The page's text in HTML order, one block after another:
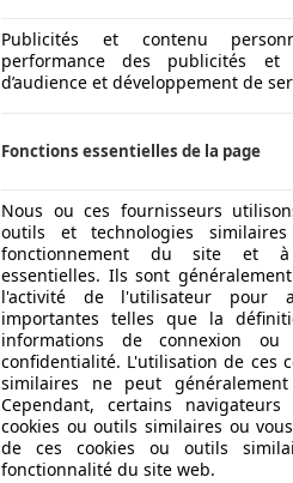
Publicités et contenu
performance des publicités
d’audience et développement de
Fonctions essentielles de la page
Nous ou ces fournisseurs
outils et technologies
fonctionnement du site et à
essentielles. Ils sont
l'activité de l'utilisateur pour
importantes telles que la
informations de connexion
confidentialité. L'utilisation de ces
similaires ne peut
Cependant, certains
cookies ou outils similaires ou
de ces cookies ou outils
fonctionnalité du site web.